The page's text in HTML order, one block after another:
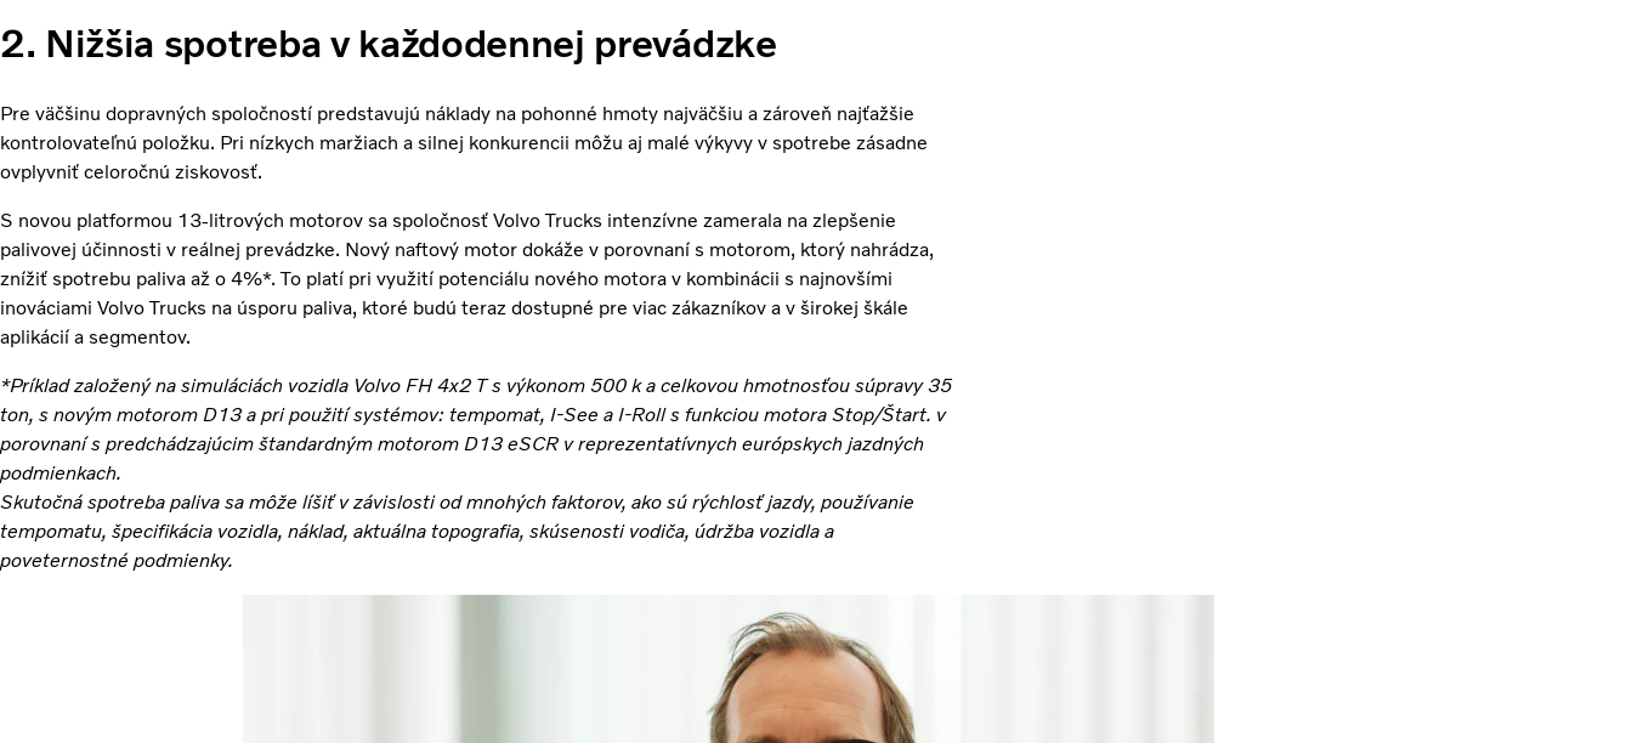
2. Nižšia spotreba v každodennej prevádzke
Pre väčšinu dopravných spoločností predstavujú náklady na pohonné hmoty najväčšiu a zároveň najťažšie
kontrolovateľnú položku. Pri nízkych maržiach a silnej konkurencii môžu aj malé výkyvy v spotrebe zásadne
ovplyvniť celoročnú ziskovosť.
S novou platformou 13-litrových motorov sa spoločnosť Volvo Trucks intenzívne zamerala na zlepšenie
palivovej účinnosti v reálnej prevádzke. Nový naftový motor dokáže v porovnaní s motorom, ktorý nahrádza,
znížiť spotrebu paliva až o 4%*. To platí pri využití potenciálu nového motora v kombinácii s najnovšími
inováciami Volvo Trucks na úsporu paliva, ktoré budú teraz dostupné pre viac zákazníkov a v širokej škále
aplikácií a segmentov.
*Príklad založený na simuláciách vozidla Volvo FH 4x2 T s výkonom 500 k a celkovou hmotnosťou súpravy 35
ton, s novým motorom D13 a pri použití systémov: tempomat, I-See a I-Roll s funkciou motora Stop/Štart. v
porovnaní s predchádzajúcim štandardným motorom D13 eSCR v reprezentatívnych európskych jazdných
podmienkach.
Skutočná spotreba paliva sa môže líšiť v závislosti od mnohých faktorov, ako sú rýchlosť jazdy, používanie
tempomatu, špecifikácia vozidla, náklad, aktuálna topografia, skúsenosti vodiča, údržba vozidla a
poveternostné podmienky.